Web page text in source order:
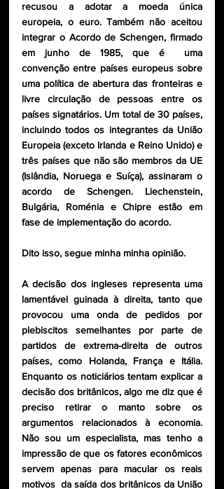
recusou a adotar a moeda única
europeia, o euro. Também não aceitou
integrar o Acordo de Schengen, firmado
em junho de 1985, que é  uma
convenção entre países europeus sobre
uma política de abertura das fronteiras e
livre circulação de pessoas entre os
países signatários. Um total de 30 países,
incluindo todos os integrantes da União
Europeia (exceto Irlanda e Reino Unido) e
três países que não são membros da UE
(Islândia, Noruega e Suíça), assinaram o
acordo de Schengen. Liechenstein,
Bulgária, Roménia e Chipre estão em
fase de implementação do acordo.
Dito isso, segue minha minha opinião.
A decisão dos ingleses representa uma
lamentável guinada à direita, tanto que
provocou uma onda de pedidos por
plebiscitos semelhantes por parte de
partidos de extrema-direita de outros
países, como Holanda, França e Itália.
Enquanto os noticiários tentam explicar a
decisão dos britânicos, algo me diz que é
preciso retirar o manto sobre os
argumentos relacionados à economia.
Não sou um especialista, mas tenho a
impressão de que os fatores econômicos
servem apenas para macular os reais
motivos  da saída dos britânicos da União